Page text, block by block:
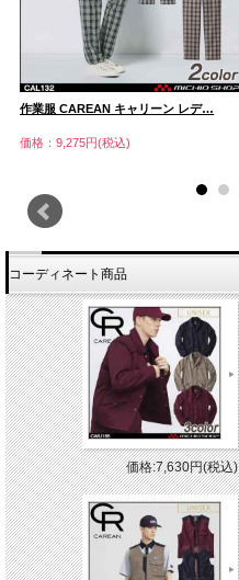
作業服 CAREAN キャリーン レデ…
価格：9,275円(税込)
コーディネート商品
価格:7,630円(税込)